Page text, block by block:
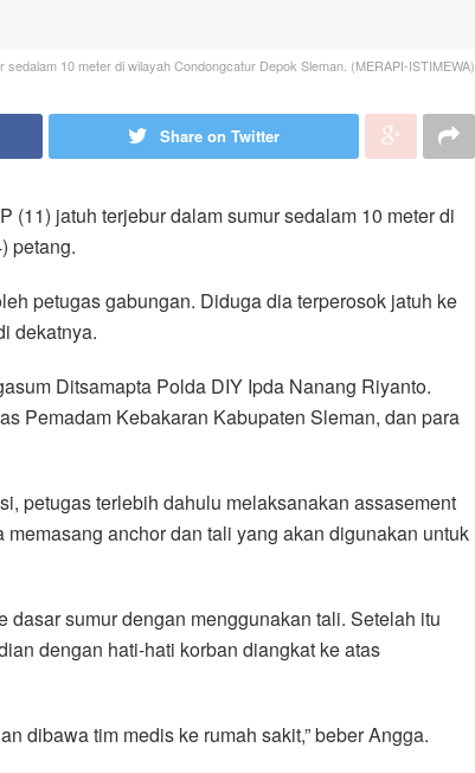
10 meter di wilayah Condongcatur Depok Sleman. (MERAPI-ISTIMEWA)
Share on Twitter
(11) jatuh terjebur dalam sumur sedalam 10 meter di
petang.
petugas gabungan. Diduga dia terperosok jatuh ke
dekatnya.
Ditsamapta Polda DIY Ipda Nanang Riyanto.
Pemadam Kebakaran Kabupaten Sleman, dan para
petugas terlebih dahulu melaksanakan assasement
anchor dan tali yang akan digunakan untuk
sumur dengan menggunakan tali. Setelah itu
dengan hati-hati korban diangkat ke atas
dibawa tim medis ke rumah sakit,” beber Angga.